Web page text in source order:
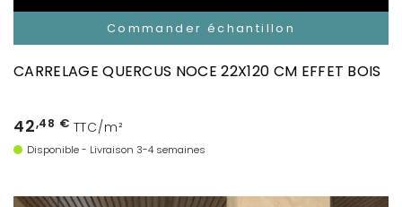
Commander échantillon
CARRELAGE QUERCUS NOCE 22X120 CM EFFET BOIS
42,48 € TTC/m²
Disponible - Livraison 3-4 semaines